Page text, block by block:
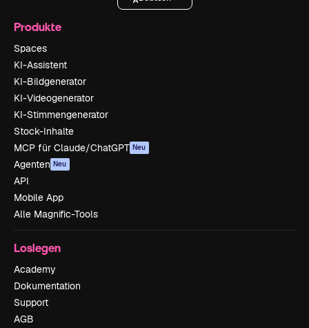
Produkte
Spaces
KI-Assistent
KI-Bildgenerator
KI-Videogenerator
KI-Stimmengenerator
Stock-Inhalte
MCP für Claude/ChatGPT Neu
Agenten Neu
API
Mobile App
Alle Magnific-Tools
Loslegen
Academy
Dokumentation
Support
AGB